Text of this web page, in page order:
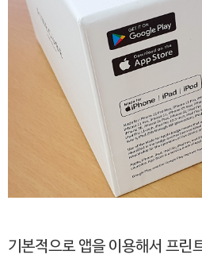
기본적으로 앱을 이용해서 프린